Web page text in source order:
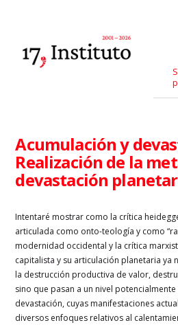
Acumulación y
Realización de la
devastación
Intentaré mostrar como la crítica
articulada como onto-teología y como
modernidad occidental y la crítica
capitalista y su articulación planetaria ya
la destrucción productiva de valor,
sino que pasan a un nivel
devastación, cuyas manifestaciones
diversos enfoques relativos al